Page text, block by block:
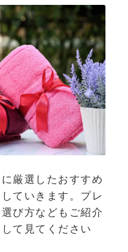
厳選したおすすめ
ていきます。プレ
び方などもご紹介
て見てください